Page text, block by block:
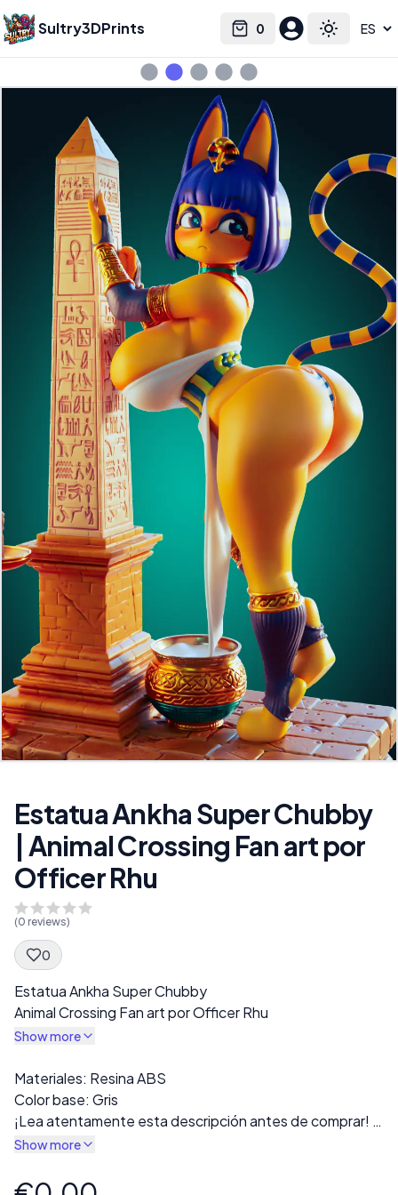
Sultry3DPrints 0
Cart Toggle
Select language
Estatua Ankha Super Chubby
| Animal Crossing Fan art por
Officer Rhu
(0 reviews)
0
Spec Description
Estatua Ankha Super Chubby
Animal Crossing Fan art por Officer Rhu
Show more
Description
Materiales: Resina ABS
Color base: Gris
¡Lea atentamente esta descripción antes de comprar!
La impresión final se entregará en resina gris. Hay varias
opciones con ropa completa o versiones desnudas.
Show more
Product information